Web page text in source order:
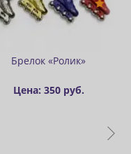
Значок (пин)
Цена: 300 руб.